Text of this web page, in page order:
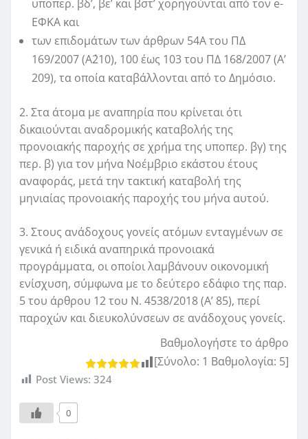
υποπερ. βδ’, βε’ και βστ’ χορηγούνται από τον e-
ΕΦΚΑ και
των επιδομάτων των άρθρων 54Α του ΠΔ
169/2007 (Α΄210), 100 έως 103 του ΠΔ 168/2007 (Α’
209), τα οποία καταβάλλονται από το Δημόσιο.
2. Στα άτομα με αναπηρία που κρίνεται ότι
δικαιούνται αναδρομικής καταβολής της
προνοιακής παροχής σε χρήμα της υποπερ. βγ) της
περ. β) για τον μήνα Νοέμβριο εκάστου έτους
αναφοράς, μετά την τακτική καταβολή της
μηνιαίας προνοιακής παροχής του μήνα αυτού.
3. Στους ανάδοχους γονείς ατόμων ενταγμένων σε
γενικά ή ειδικά αναπηρικά προνοιακά
προγράμματα, οι οποίοι λαμβάνουν οικονομική
ενίσχυση, σύμφωνα με το δεύτερο εδάφιο της παρ.
5 του άρθρου 12 του Ν. 4538/2018 (Α’ 85), περί
παροχών και διευκολύνσεων σε ανάδοχους γονείς.
Βαθμολογήστε το άρθρο
[Σύνολο: 1 Βαθμολογία: 5]
Post Views: 324
0